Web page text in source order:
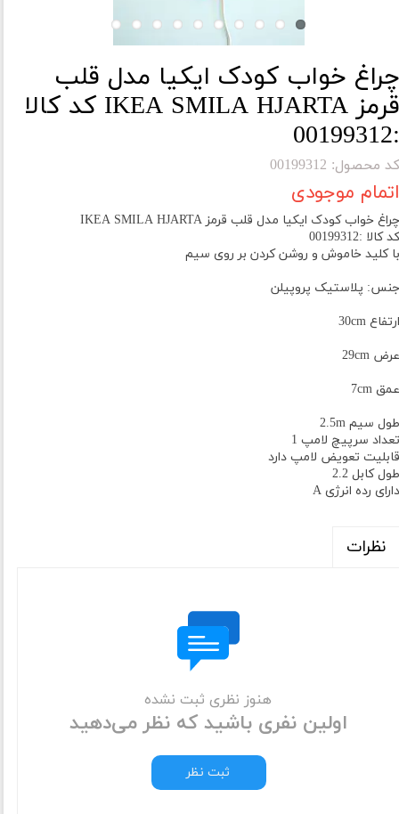
چراغ خواب کودک ایکیا مدل قلب
قرمز IKEA SMILA HJARTA کد کالا
:00199312
کد محصول: 00199312
اتمام موجودی
چراغ خواب کودک ایکیا مدل قلب قرمز IKEA SMILA HJARTA
کد کالا :00199312
با کلید خاموش و روشن کردن بر روی سیم
جنس: پلاستیک پروپیلن
ارتفاع 30cm
عرض 29cm
عمق 7cm
طول سیم 2.5m
تعداد سرپیچ لامپ 1
قابلیت تعویض لامپ دارد
طول کابل 2.2
دارای رده انرژی A
نظرات
هنوز نظری ثبت نشده
اولین نفری باشید که نظر می‌دهید
ثبت نظر